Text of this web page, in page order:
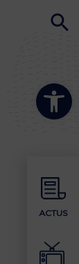
Ouvrir la
ACTUS